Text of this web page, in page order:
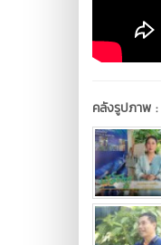
คลังรูปภาพ :